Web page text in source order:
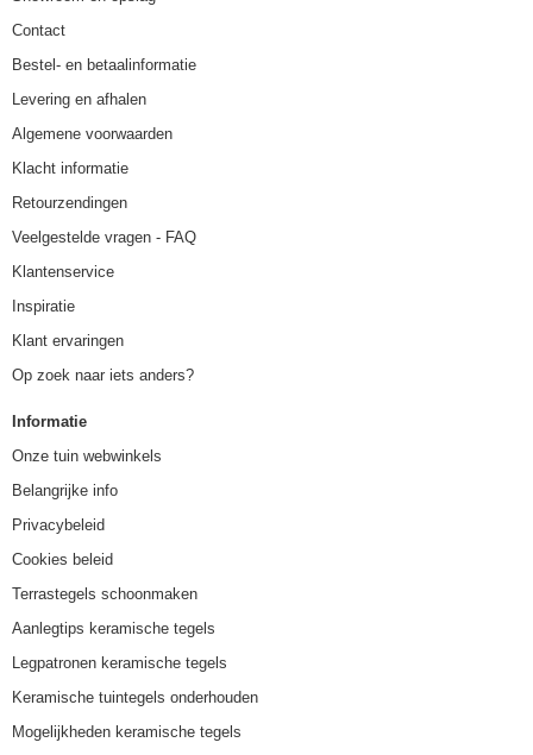
Contact
Bestel- en betaalinformatie
Levering en afhalen
Algemene voorwaarden
Klacht informatie
Retourzendingen
Veelgestelde vragen - FAQ
Klantenservice
Inspiratie
Klant ervaringen
Op zoek naar iets anders?
Informatie
Onze tuin webwinkels
Belangrijke info
Privacybeleid
Cookies beleid
Terrastegels schoonmaken
Aanlegtips keramische tegels
Legpatronen keramische tegels
Keramische tuintegels onderhouden
Mogelijkheden keramische tegels